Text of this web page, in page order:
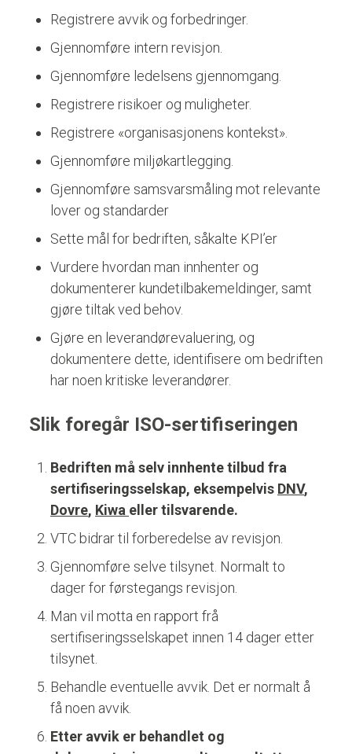
Registrere avvik og forbedringer.
Gjennomføre intern revisjon.
Gjennomføre ledelsens gjennomgang.
Registrere risikoer og muligheter.
Registrere «organisasjonens kontekst».
Gjennomføre miljøkartlegging.
Gjennomføre samsvarsmåling mot relevante
lover og standarder
Sette mål for bedriften, såkalte KPI’er
Vurdere hvordan man innhenter og
dokumenterer kundetilbakemeldinger, samt
gjøre tiltak ved behov.
Gjøre en leverandørevaluering, og
dokumentere dette, identifisere om bedriften
har noen kritiske leverandører.
Slik foregår ISO-sertifiseringen
Bedriften må selv innhente tilbud fra
sertifiseringsselskap, eksempelvis DNV,
Dovre, Kiwa eller tilsvarende.
VTC bidrar til forberedelse av revisjon.
Gjennomføre selve tilsynet. Normalt to
dager for førstegangs revisjon.
Man vil motta en rapport frå
sertifiseringsselskapet innen 14 dager etter
tilsynet.
Behandle eventuelle avvik. Det er normalt å
få noen avvik.
Etter avvik er behandlet og